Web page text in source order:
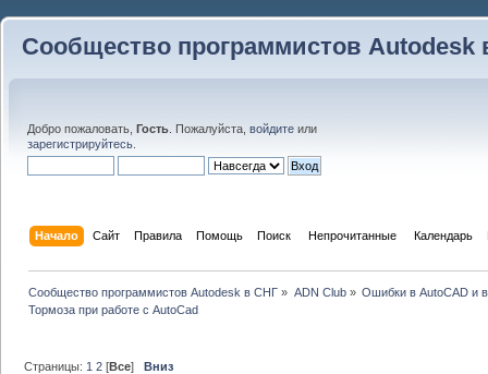
Сообщество программистов Autodesk
Добро пожаловать, Гость . Пожалуйста, войдите или
зарегистрируйтесь
Начало Сайт Правила Помощь Поиск Непрочитанные Календарь
Сообщество программистов Autodesk в СНГ » ADN Club» Ошибки в AutoCAD и
Тормоза при работе с AutoCad
Страницы: 1 2 [Все]Вниз